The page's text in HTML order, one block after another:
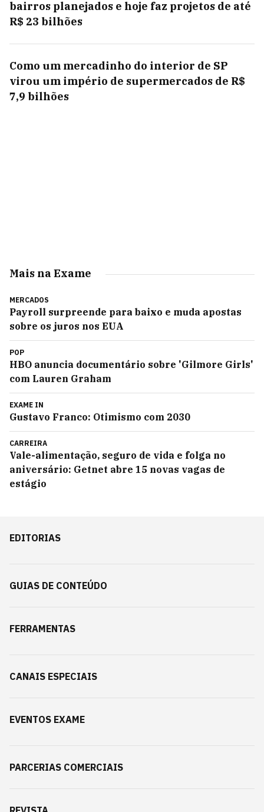
bairros planejados e hoje faz projetos de até
R$ 23 bilhões
Como um mercadinho do interior de SP
virou um império de supermercados de R$
7,9 bilhões
Mais na Exame
MERCADOS
Payroll surpreende para baixo e muda apostas
sobre os juros nos EUA
POP
HBO anuncia documentário sobre 'Gilmore Girls'
com Lauren Graham
EXAME IN
Gustavo Franco: Otimismo com 2030
CARREIRA
Vale-alimentação, seguro de vida e folga no
aniversário: Getnet abre 15 novas vagas de
estágio
EDITORIAS
GUIAS DE CONTEÚDO
FERRAMENTAS
CANAIS ESPECIAIS
EVENTOS EXAME
PARCERIAS COMERCIAIS